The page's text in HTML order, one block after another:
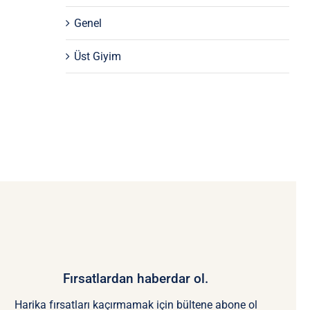
Genel
Üst Giyim
Fırsatlardan haberdar ol.
Harika fırsatları kaçırmamak için bültene abone ol